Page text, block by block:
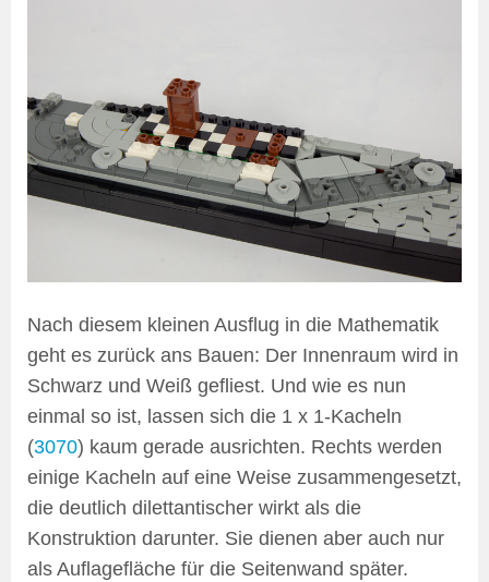
Nach diesem kleinen Ausflug in die Mathematik
geht es zurück ans Bauen: Der Innenraum wird in
Schwarz und Weiß gefliest. Und wie es nun
einmal so ist, lassen sich die 1 x 1-Kacheln
(3070) kaum gerade ausrichten. Rechts werden
einige Kacheln auf eine Weise zusammengesetzt,
die deutlich dilettantischer wirkt als die
Konstruktion darunter. Sie dienen aber auch nur
als Auflagefläche für die Seitenwand später.